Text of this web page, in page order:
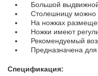
Большой выдвижной
Столешницу можно
На ножках
Ножки имеют
Рекомендуемый
Предназначена для
Спецификация: